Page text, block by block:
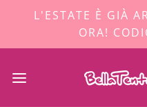
L'ESTATE È GIÀ
ORA!